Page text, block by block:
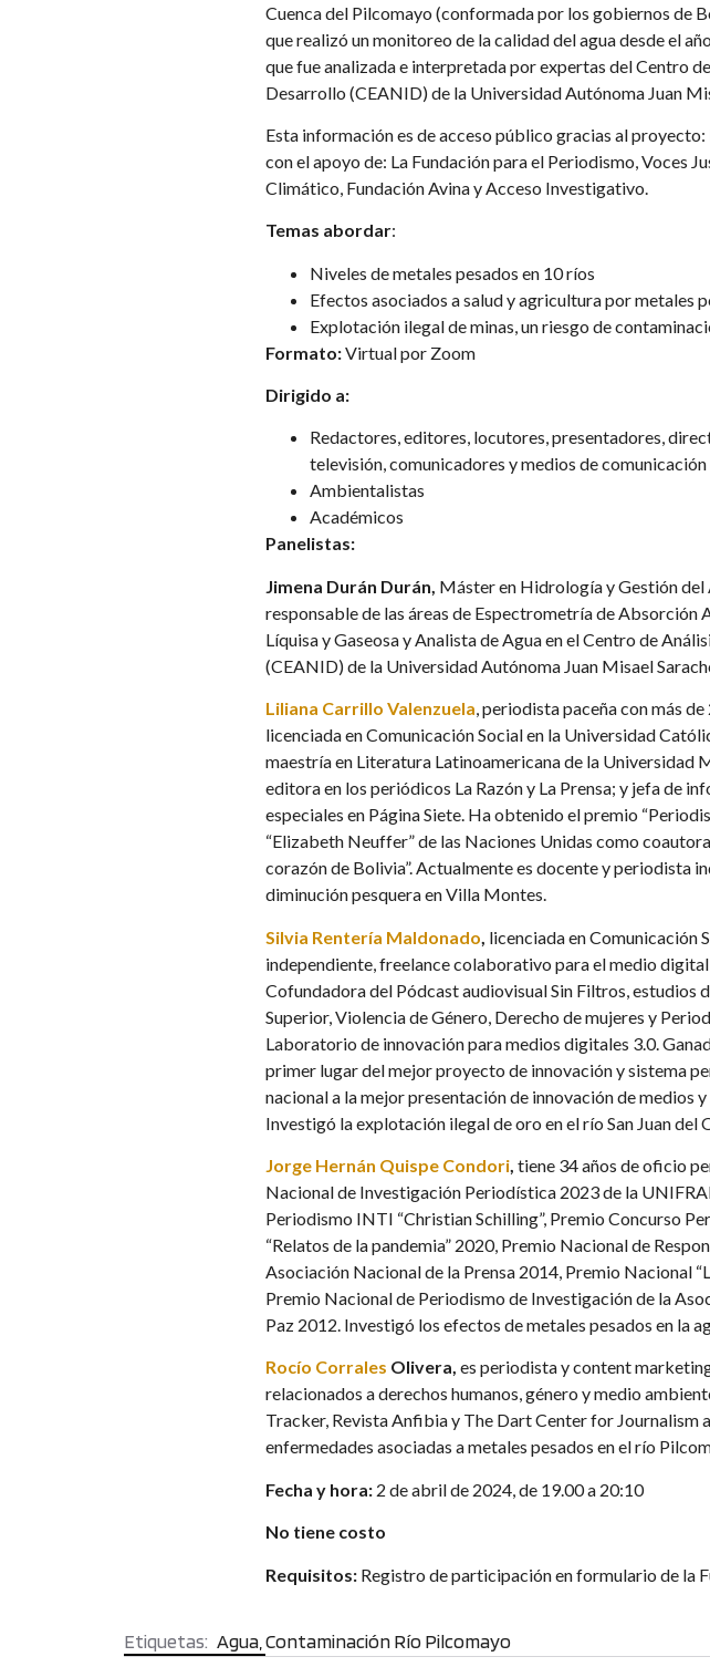
Cuenca del Pilcomayo (conformada por los gobiernos de
que realizó un monitoreo de la calidad del agua desde el
que fue analizada e interpretada por expertas del Centro
Desarrollo (CEANID) de la Universidad Autónoma Juan
Esta información es de acceso público gracias al
con el apoyo de: La Fundación para el Periodismo, Voces
Climático, Fundación Avina y Acceso Investigativo.
Temas abordar:
Niveles de metales pesados en 10 ríos
Efectos asociados a salud y agricultura por metales
Explotación ilegal de minas, un riesgo de
Formato:Virtual por Zoom
Dirigido a:
Redactores, editores, locutores, presentadores,
televisión, comunicadores y medios de
Ambientalistas
Académicos
Panelistas:
Jimena Durán Durán, Máster en Hidrología y Gestión del
responsable de las áreas de Espectrometría de
Líquisa y Gaseosa y Analista de Agua en el Centro de
(CEANID) de la Universidad Autónoma Juan Misael
Liliana Carrillo Valenzuela, periodista paceña con más
licenciada en Comunicación Social en la Universidad
maestría en Literatura Latinoamericana de la Universidad
editora en los periódicos La Razón y La Prensa; y jefa de
especiales en Página Siete. Ha obtenido el premio
“Elizabeth Neuffer” de las Naciones Unidas como
corazón de Bolivia”. Actualmente es docente y periodista
diminución pesquera en Villa Montes.
Silvia Rentería Maldonado licenciada en Comunicación
independiente, freelance colaborativo para el medio
Cofundadora del Pódcast audiovisual Sin Filtros, estudios
Superior, Violencia de Género, Derecho de mujeres y
Laboratorio de innovación para medios digitales 3.0.
primer lugar del mejor proyecto de innovación y sistema
nacional a la mejor presentación de innovación de medios
Investigó la explotación ilegal de oro en el río San Juan del
Jorge Hernán Quispe Condori, tiene 34 años de oficio
Nacional de Investigación Periodística 2023 de la
Periodismo INTI “Christian Schilling”, Premio Concurso
“Relatos de la pandemia” 2020, Premio Nacional de
Asociación Nacional de la Prensa 2014, Premio Nacional
Premio Nacional de Periodismo de Investigación de la
Paz 2012. Investigó los efectos de metales pesados en la
Rocío Corrales Olivera, es periodista y content
relacionados a derechos humanos, género y medio
Tracker, Revista Anfibia y The Dart Center for Journalism
enfermedades asociadas a metales pesados en el río
Fecha y hora: 2 de abril de 2024, de 19.00 a 20:10
No tiene costo
Requisitos: Registro de participación en formulario de la
Agua Contaminación Río Pilcomayo